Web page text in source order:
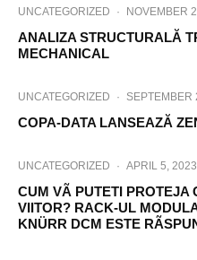
UNCATEGORIZED · NOVEMBER
ANALIZA STRUCTURALĂ
MECHANICAL
UNCATEGORIZED · SEPTEMBER
COPA-DATA LANSEAZĂ
UNCATEGORIZED · APRIL 5, 2023
CUM VÃ PUTETI PROTEJA
VIITOR? RACK-UL
KNÜRR DCM ESTE